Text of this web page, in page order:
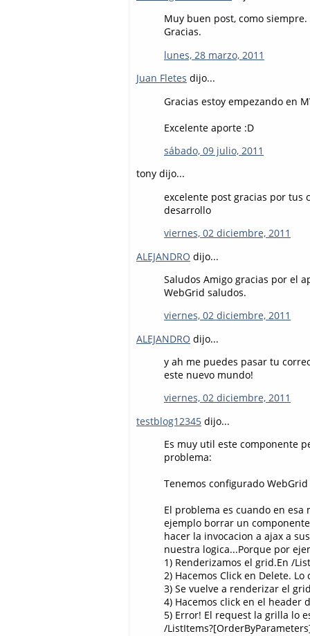
Muy buen post, como siempre.
Gracias.
lunes, 28 marzo, 2011
Juan Fletes dijo...
Gracias estoy empezando en
Excelente aporte :D
sábado, 09 julio, 2011
tony dijo...
excelente post gracias por tus
desarrollo
viernes, 02 diciembre, 2011
ALEJANDRO dijo...
Saludos Amigo gracias por el
WebGrid saludos.
viernes, 02 diciembre, 2011
ALEJANDRO dijo...
y ah me puedes pasar tu
este nuevo mundo!
viernes, 02 diciembre, 2011
testblog12345 dijo...
Es muy util este componente
problema:
Tenemos configurado
El problema es cuando en
ejemplo borrar un
hacer la invocacion a ajax a
nuestra logica...Porque por
1) Renderizamos el grid.En /
2) Hacemos Click en Delete.
3) Se vuelve a renderizar el
4) Hacemos click en el
5) Error! El request la grilla lo
/